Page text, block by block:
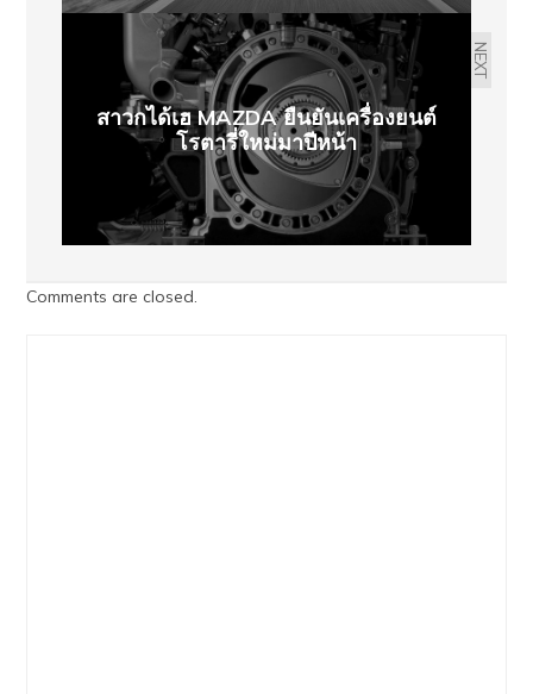
NEXT
สาวกได้เฮ MAZDA ยืนยันเครื่องยนต์
โรตารี่ใหม่มาปีหน้า
Comments are closed.